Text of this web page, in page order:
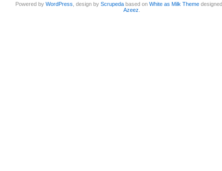
Powered byWordPress , design byScrupeda based onWhite as Milk Theme
Azeez